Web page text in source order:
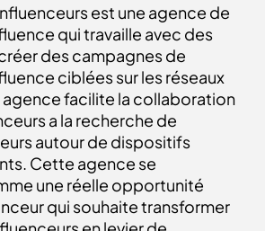
est une agence de
qui travaille avec des
des campagnes de
ciblées sur les réseaux
facilite la collaboration
a la recherche de
autour de dispositifs
Cette agence se
une réelle opportunité
qui souhaite transformer